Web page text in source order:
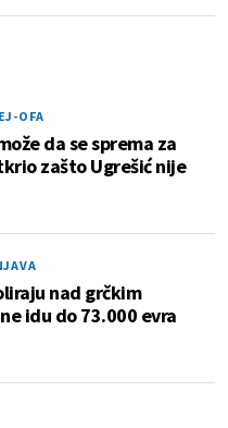
OFA
da se sprema za
zašto Ugrešić nije
nad grčkim
idu do 73.000 evra